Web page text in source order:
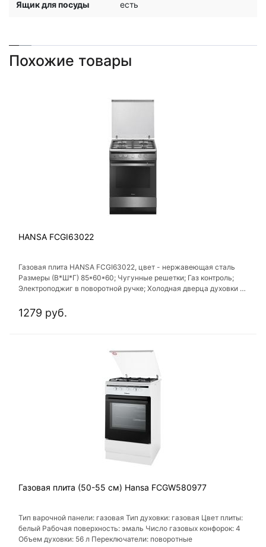
Ящик для посуды есть
Похожие товары
HANSA FCGI63022
Газовая плита HANSA FCGI63022, цвет - нержавеющая сталь
Размеры (В*Ш*Г) 85*60*60; Чугунные решетки; Газ контроль;
Электроподжиг в поворотной ручке; Холодная дверца духовки (2
ГАРАНТИЯ 24 МЕСЯЦА
1279 руб.
Газовая плита (50-55 см) Hansa FCGW580977
Тип варочной панели: газовая Тип духовки: газовая Цвет плиты:
белый Рабочая поверхность: эмаль Число газовых конфорок: 4
Объем духовки: 56 л Переключатели: поворотные